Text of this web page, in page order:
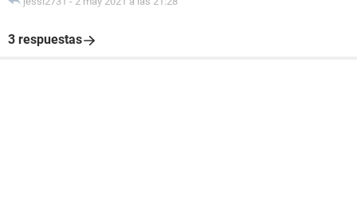
3 respuestas